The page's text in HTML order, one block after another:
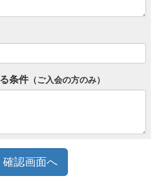
条件（ご入会の方のみ）